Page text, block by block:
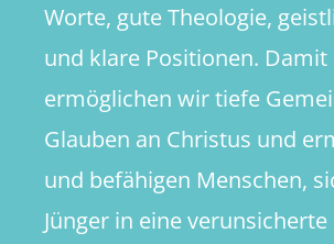
Worte, gute Theologie,
und klare Positionen. Damit
ermöglichen wir tiefe
Glauben an Christus und
und befähigen Menschen,
Jünger in eine